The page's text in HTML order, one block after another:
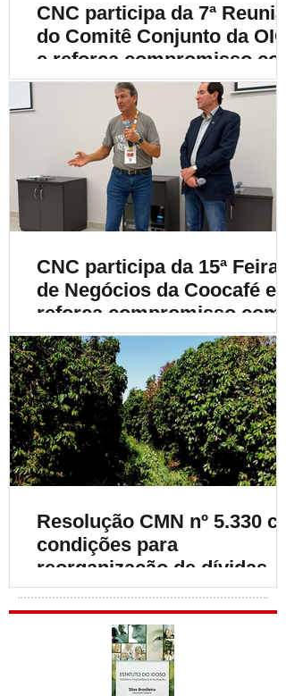
CNC participa da 7ª Reunião
do Comitê Conjunto da OIC
e reforça compromisso com
a cafeicultura mundial
CNC participa da 15ª Feira
de Negócios da Coocafé e
reforça compromisso com
fortalecimento da
cafeicultura
Resolução CMN nº 5.330
condições para
reorganização de dívidas de
cafeicultores